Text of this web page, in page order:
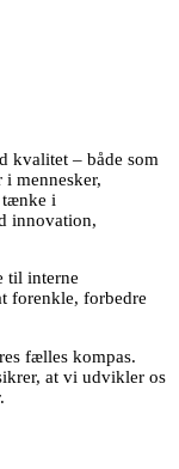
kvalitet – både som
mennesker,
tænke i
innovation,
til interne
forenkle, forbedre
fælles kompas.
at vi udvikler os